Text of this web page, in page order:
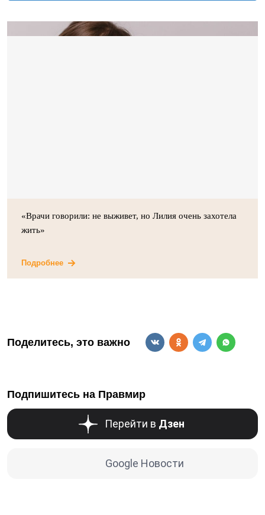
«Врачи говорили: не выживет, но Лилия очень захотела
жить»
Подробнее
Поделитесь, это важно
Подпишитесь на Правмир
Перейти в Дзен
Google Новости